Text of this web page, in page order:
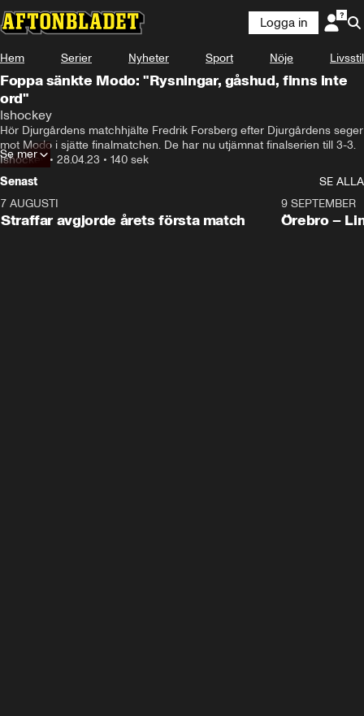
Logga in
Hem Serier Nyheter Sport Nöje Livsstil
Foppa sänkte Modo: "Rysningar, gåshud, finns inte
ord"
Ishockey
Hör Djurgårdens matchhjälte Fredrik Forsberg efter Djurgårdens seger
mot Modo i sjätte finalmatchen. De har nu utjämnat finalserien till 3-3.
Ishockey• 28.04.23 • 140 sek
Se mer
Senast
SE ALLA
7 AUGUSTI
Straffar avgjorde årets första match
Plus
9 SEPTEMBER
Örebro –